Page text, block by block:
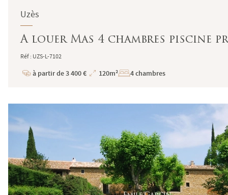
Uzès
A louer Mas 4 chambres piscine
Réf : UZS-L-7102
Prix
à partir de 3 400 €
Superficie
120m² 4 chambres